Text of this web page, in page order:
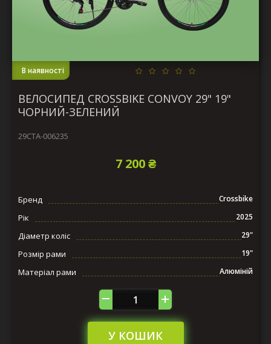
В наявності
ВЕЛОСИПЕД CROSSBIKE CONVOY 29" 19"
ЧОРНИЙ-ЗЕЛЕНИЙ
29СTA-006235
7 200 ₴
Бренд Crossbike
Рік 2025
Діаметр коліс 29"
Розмір рами 19"
Матеріал рами Алюміній
У КОШИК